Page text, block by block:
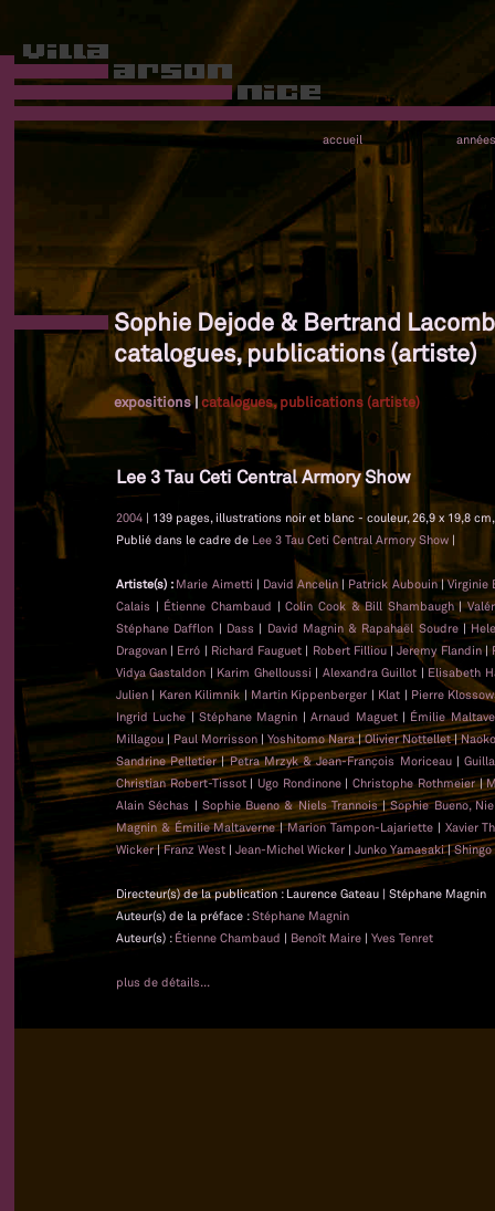
accueil années
Sophie Dejode & Bertrand
catalogues, publications (artiste)
expositions|catalogues, publications (artiste)
Lee 3 Tau Ceti Central Armory Show
2004 | 139 pages, illustrations noir et blanc - couleur, 26,9 x 19,8
Publié dans le cadre de Lee 3 Tau Ceti Central Armory Show |
Artiste(s) : Marie Aimetti | David Ancelin| Patrick Aubouin|Virginie
Calais | Étienne Chambaud |Colin Cook & Bill Shambaugh|
Stéphane Dafflon | Dass | David Magnin & Rapahaël Soudre|
Dragovan | Erró | Richard Fauguet | Robert Filliou|Jeremy Flandin|
Vidya Gastaldon | Karim Ghelloussi | Alexandra Guillot | Elisabeth
Julien | Karen Kilimnik | Martin Kippenberger | Klat | Pierre
Ingrid Luche|Stéphane Magnin |Arnaud Maguet| Émilie
Millagou |Paul Morrisson | Yoshitomo Nara|Olivier Nottellet|
Sandrine Pelletier|Petra Mrzyk & Jean-François Moriceau|
Christian Robert-Tissot| Ugo Rondinone|Christophe Rothmeier|
Alain Séchas | Sophie Bueno & Niels Trannois|Sophie Bueno,
Magnin & Émilie Maltaverne|Marion Tampon-Lajariette| Xavier
Wicker|Franz West | Jean-Michel Wicker | Junko Yamasaki|Shingo
Directeur(s) de la publication : Laurence Gateau | Stéphane Magnin
Auteur(s) de la préface :Stéphane Magnin
Auteur(s) : Étienne Chambaud | Benoît Maire | Yves Tenret
plus de détails...